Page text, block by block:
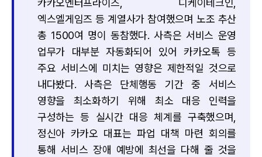
카카오엔터프라이즈, 디케이테크인,
엑스엘게임즈 등 계열사가 참여했으며 노조 추산
총 1500여 명이 동참했다. 사측은 서비스 운영
업무가 대부분 자동화되어 있어 카카오톡 등
주요 서비스에 미치는 영향은 제한적일 것으로
내다봤다. 사측은 단체행동 기간 중 서비스
영향을 최소화하기 위해 최소 대응 인력을
구성하는 등 실시간 대응 체계를 구축했으며,
정신아 카카오 대표는 파업 대책 마련 회의를
통해 서비스 장애 예방에 최선을 다해 줄 것을